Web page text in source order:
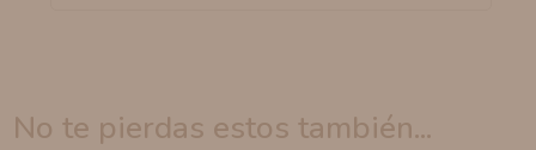
no te pierdas estos también...